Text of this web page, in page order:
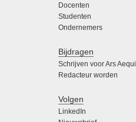
Docenten
Studenten
Ondernemers
Bijdragen
Schrijven voor Ars Aequi
Redacteur worden
Volgen
LinkedIn